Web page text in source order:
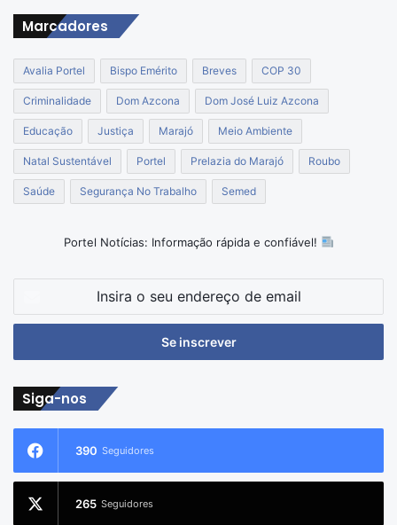
Marcadores
Avalia Portel Bispo Emérito Breves COP 30
Criminalidade Dom Azcona Dom José Luiz Azcona
Educação Justiça Marajó Meio Ambiente
Natal Sustentável Portel Prelazia do Marajó Roubo
Saúde Segurança No Trabalho Semed
Portel Notícias: Informação rápida e confiável!
seu
de
Siga-nos
390 Seguidores
265 Seguidores